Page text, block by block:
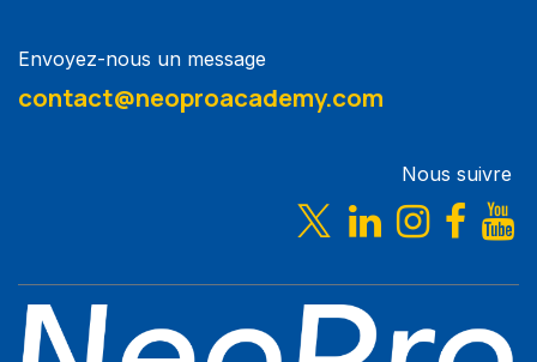
Envoyez-nous un message
contact@neoproacademy.com
Nous suivre